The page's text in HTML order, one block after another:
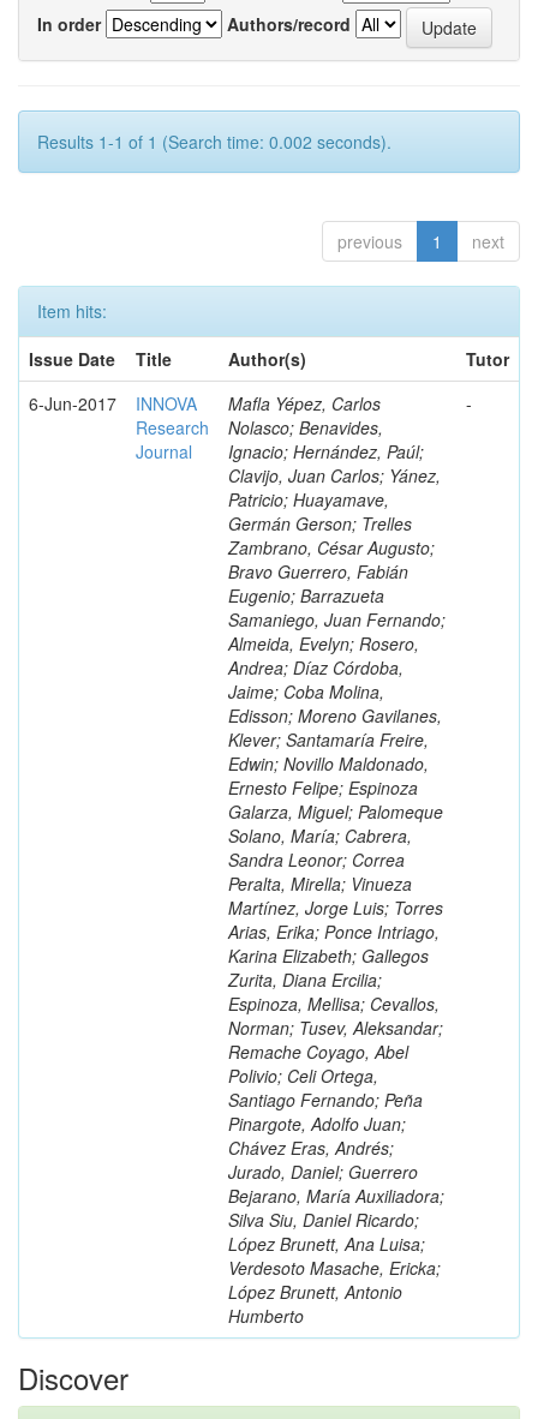
In order
Authors/record
Results 1-1 of 1 (Search time: 0.002 seconds).
previous 1 next
Item hits:
Issue Date
Title Author(s)
Tutor
6-Jun-2017
INNOVA
Research
Journal
Mafla Yépez, Carlos
Nolasco; Benavides,
Ignacio; Hernández, Paúl;
Clavijo, Juan Carlos; Yánez,
Patricio; Huayamave,
Germán Gerson; Trelles
Zambrano, César Augusto;
Bravo Guerrero, Fabián
Eugenio; Barrazueta
Samaniego, Juan Fernando;
Almeida, Evelyn; Rosero,
Andrea; Díaz Córdoba,
Jaime; Coba Molina,
Edisson; Moreno Gavilanes,
Klever; Santamaría Freire,
Edwin; Novillo Maldonado,
Ernesto Felipe; Espinoza
Galarza, Miguel; Palomeque
Solano, María; Cabrera,
Sandra Leonor; Correa
Peralta, Mirella; Vinueza
Martínez, Jorge Luis; Torres
Arias, Erika; Ponce Intriago,
Karina Elizabeth; Gallegos
Zurita, Diana Ercilia;
Espinoza, Mellisa; Cevallos,
Norman; Tusev, Aleksandar;
Remache Coyago, Abel
Polivio; Celi Ortega,
Santiago Fernando; Peña
Pinargote, Adolfo Juan;
Chávez Eras, Andrés;
Jurado, Daniel; Guerrero
Bejarano, María Auxiliadora;
Silva Siu, Daniel Ricardo;
López Brunett, Ana Luisa;
Verdesoto Masache, Ericka;
López Brunett, Antonio
Humberto
-
Discover